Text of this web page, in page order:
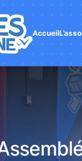
Accueil